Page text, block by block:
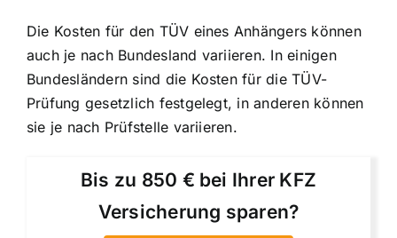
Die Kosten für den TÜV eines Anhängers können
auch je nach Bundesland variieren. In einigen
Bundesländern sind die Kosten für die TÜV-
Prüfung gesetzlich festgelegt, in anderen können
sie je nach Prüfstelle variieren.
Bis zu 850 € bei Ihrer KFZ
Versicherung sparen?